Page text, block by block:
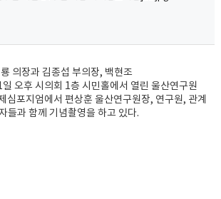
의장과 김종섭 부의장, 백현조
오후 시의회 1층 시민홀에서 열린 울산연구원
심포지엄에서 편상훈 울산연구원장, 연구원, 관계
들과 함께 기념촬영을 하고 있다.